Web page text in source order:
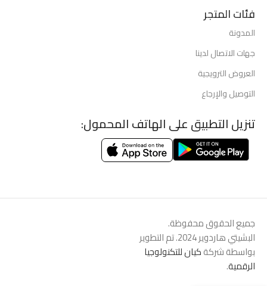
فئات المتجر
المدونة
جهات الاتصال لدينا
العروض الترويجية
التوصيل والإرجاع
تنزيل التطبيق على الهاتف المحمول:
جميع الحقوق محفوظة.
البشيتي هاردوير 2024. تم التطوير
بواسطة شركةكيان للتكنولوجيا
الرقمية.